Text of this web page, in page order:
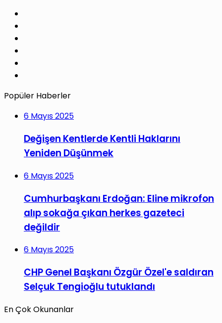
Popüler Haberler
6 Mayıs 2025
Değişen Kentlerde Kentli Haklarını
Yeniden Düşünmek
6 Mayıs 2025
Cumhurbaşkanı Erdoğan: Eline mikrofon
alıp sokağa çıkan herkes gazeteci
değildir
6 Mayıs 2025
CHP Genel Başkanı Özgür Özel'e saldıran
Selçuk Tengioğlu tutuklandı
En Çok Okunanlar